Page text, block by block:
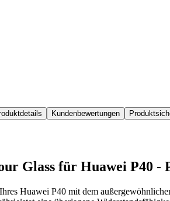
Kundenbewertungen
Glass für Huawei P40 -
Huawei P40 mit dem